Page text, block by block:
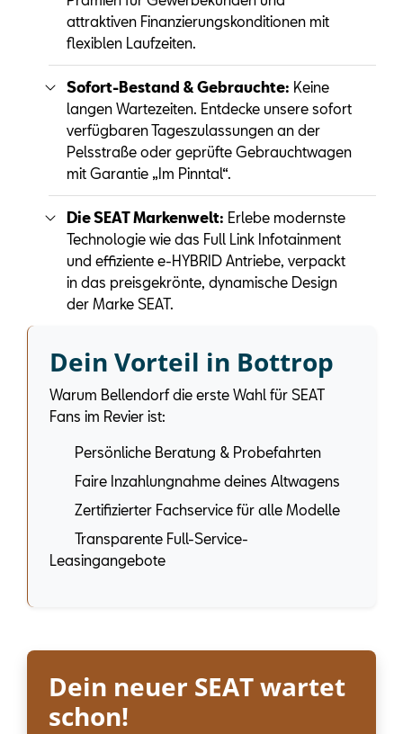
attraktiven Finanzierungskonditionen mit
flexiblen Laufzeiten.
Sofort-Bestand & Gebrauchte: Keine
langen Wartezeiten. Entdecke unsere sofort
verfügbaren Tageszulassungen an der
Pelsstraße oder geprüfte Gebrauchtwagen
mit Garantie „Im Pinntal“.
Die SEAT Markenwelt: Erlebe modernste
Technologie wie das Full Link Infotainment
und effiziente e-HYBRID Antriebe, verpackt
in das preisgekrönte, dynamische Design
der Marke SEAT.
Dein Vorteil in Bottrop
Warum Bellendorf die erste Wahl für SEAT
Fans im Revier ist:
Persönliche Beratung & Probefahrten
Faire Inzahlungnahme deines Altwagens
Zertifizierter Fachservice für alle Modelle
Transparente Full-Service-
Leasingangebote
Dein neuer SEAT wartet
schon!